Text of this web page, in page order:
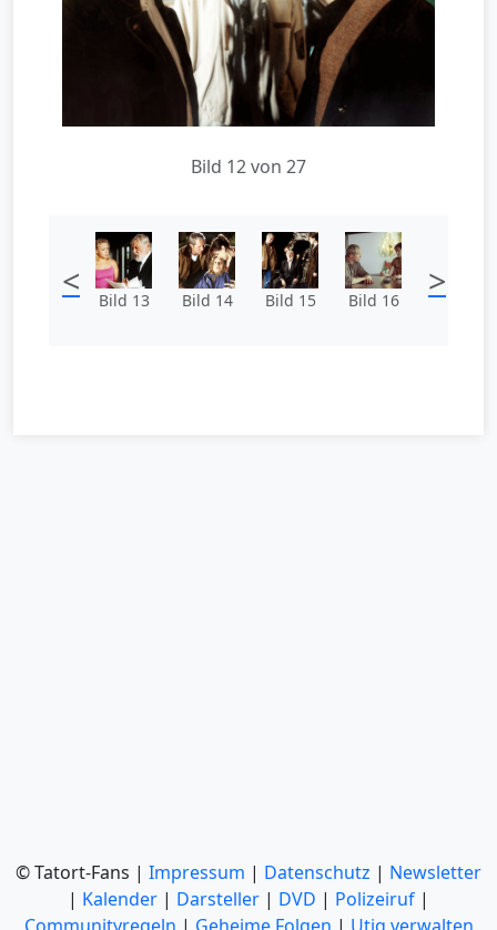
Bild 12 von 27
< Bild 13 Bild 14 Bild 15 Bild 16 >
© Tatort-Fans | Impressum | Datenschutz | Newsletter
| Kalender | Darsteller | DVD | Polizeiruf |